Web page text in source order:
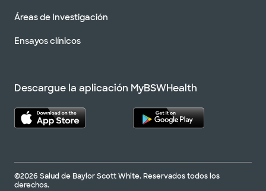
Áreas de Investigación
Ensayos clínicos
Descargue la aplicación MyBSWHealth
©2026 Salud de Baylor Scott White. Reservados todos los
derechos.